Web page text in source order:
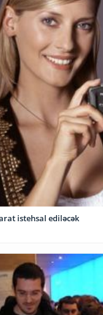
istehsal ediləcək